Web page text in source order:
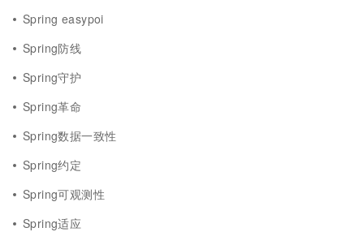
Spring easypoi
Spring防线
Spring守护
Spring革命
Spring数据一致性
Spring约定
Spring可观测性
Spring适应